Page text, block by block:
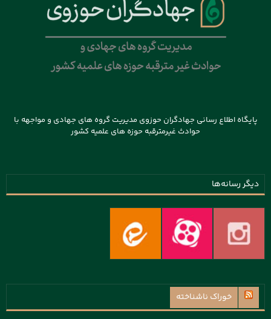
پایگاه اطلاع رسانی جهادگران حوزوی مدیریت گروه های جهادی و مواجهه با
حوادث غیرمترقبه حوزه های علمیه کشور
دیگر رسانه‌ها
خوراک ناشناخته